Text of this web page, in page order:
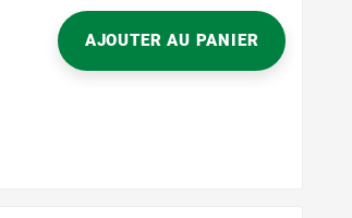
AJOUTER AU PANIER